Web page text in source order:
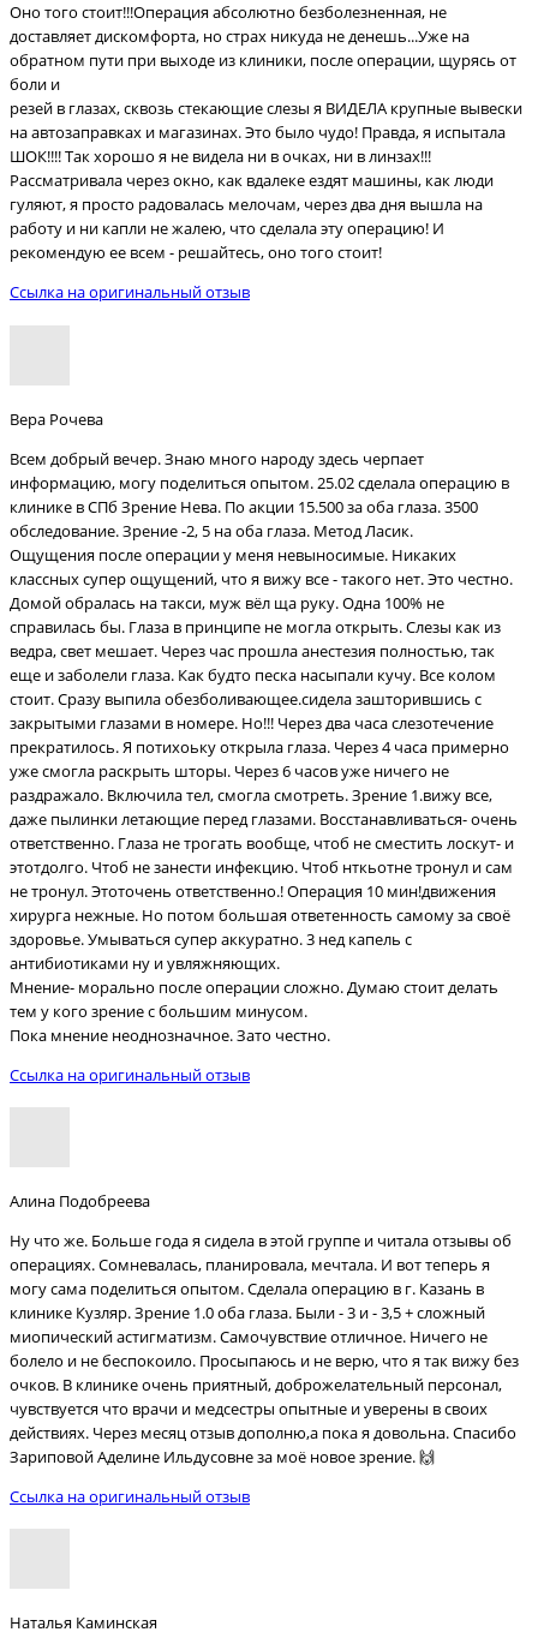
Оно того стоит!!!Операция абсолютно безболезненная, не
доставляет дискомфорта, но страх никуда не денешь...Уже на
обратном пути при выходе из клиники, после операции, щурясь от
боли и
резей в глазах, сквозь стекающие слезы я ВИДЕЛА крупные вывески
на автозаправках и магазинах. Это было чудо! Правда, я испытала
ШОК!!!! Так хорошо я не видела ни в очках, ни в линзах!!!
Рассматривала через окно, как вдалеке ездят машины, как люди
гуляют, я просто радовалась мелочам, через два дня вышла на
работу и ни капли не жалею, что сделала эту операцию! И
рекомендую ее всем - решайтесь, оно того стоит!
Ссылка на оригинальный отзыв
Вера Рочева
Всем добрый вечер. Знаю много народу здесь черпает
информацию, могу поделиться опытом. 25.02 сделала операцию в
клинике в СПб Зрение Нева. По акции 15.500 за оба глаза. 3500
обследование. Зрение -2, 5 на оба глаза. Метод Ласик.
Ощущения после операции у меня невыносимые. Никаких
классных супер ощущений, что я вижу все - такого нет. Это честно.
Домой обралась на такси, муж вёл ща руку. Одна 100% не
справилась бы. Глаза в принципе не могла открыть. Слезы как из
ведра, свет мешает. Через час прошла анестезия полностью, так
еще и заболели глаза. Как будто песка насыпали кучу. Все колом
стоит. Сразу выпила обезболивающее.сидела зашторившись с
закрытыми глазами в номере. Но!!! Через два часа слезотечение
прекратилось. Я потихоьку открыла глаза. Через 4 часа примерно
уже смогла раскрыть шторы. Через 6 часов уже ничего не
раздражало. Включила тел, смогла смотреть. Зрение 1.вижу все,
даже пылинки летающие перед глазами. Восстанавливаться- очень
ответственно. Глаза не трогать вообще, чтоб не сместить лоскут- и
этотдолго. Чтоб не занести инфекцию. Чтоб нткьотне тронул и сам
не тронул. Этоточень ответственно.! Операция 10 мин!движения
хирурга нежные. Но потом большая ответенность самому за своё
здоровье. Умываться супер аккуратно. 3 нед капель с
антибиотиками ну и увляжняющих.
Мнение- морально после операции сложно. Думаю стоит делать
тем у кого зрение с большим минусом.
Пока мнение неоднозначное. Зато честно.
Ссылка на оригинальный отзыв
Алина Подобреева
Ну что же. Больше года я сидела в этой группе и читала отзывы об
операциях. Сомневалась, планировала, мечтала. И вот теперь я
могу сама поделиться опытом. Сделала операцию в г. Казань в
клинике Кузляр. Зрение 1.0 оба глаза. Были - 3 и - 3,5 + сложный
миопический астигматизм. Самочувствие отличное. Ничего не
болело и не беспокоило. Просыпаюсь и не верю, что я так вижу без
очков. В клинике очень приятный, доброжелательный персонал,
чувствуется что врачи и медсестры опытные и уверены в своих
действиях. Через месяц отзыв дополню,а пока я довольна. Спасибо
Зариповой Аделине Ильдусовне за моё новое зрение. 🙌
Ссылка на оригинальный отзыв
Наталья Каминская